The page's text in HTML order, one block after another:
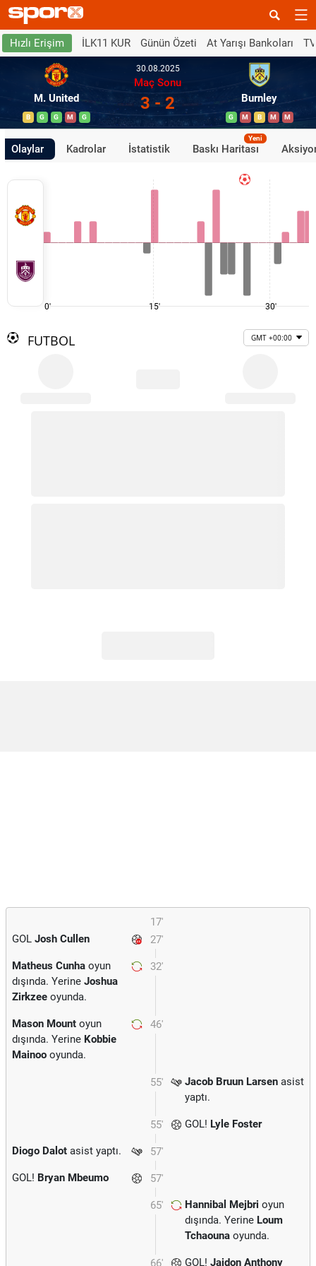
Hızlı Erişim İLK11 KUR Günün Özeti At Yarışı Bankoları
M. United
B G G M G
30.08.2025
Maç Sonu
3 - 2 Burnley
G M B M M
Olaylar Kadrolar İstatistik Baskı Haritası
Yeni
0' 15' 30'
FUTBOL GMT +00:00
17'
27'
GOL Josh Cullen
32'
Matheus Cunha oyun
dışında. Yerine Joshua
Zirkzee oyunda.
46'
Mason Mount oyun
dışında. Yerine Kobbie
Mainoo oyunda.
55' Jacob Bruun Larsen asist
yaptı.
55' GOL! Lyle Foster
57'
Diogo Dalot asist yaptı.
57'
GOL! Bryan Mbeumo
65' Hannibal Mejbri oyun
dışında. Yerine Loum
Tchaouna oyunda.
66' GOL! Jaidon Anthony